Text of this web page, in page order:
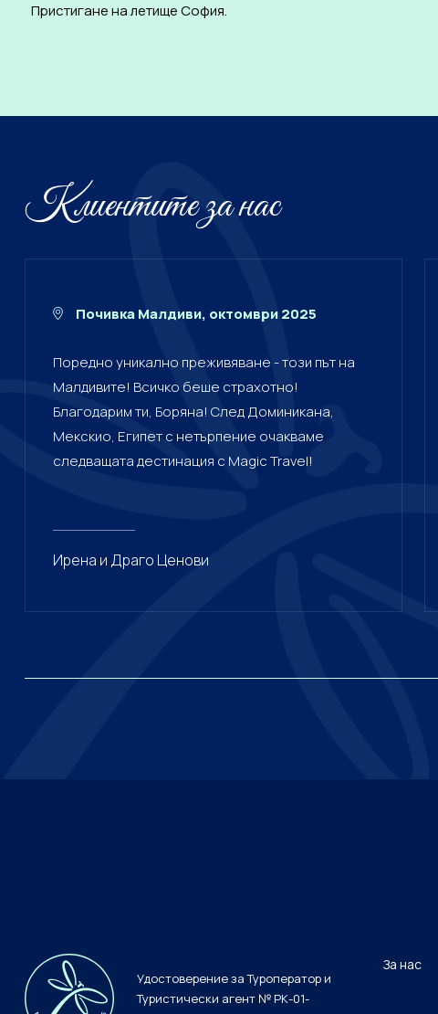
Пристигане на летище София.
Клиентите за нас
Почивка Малдиви, октомври 2025
Поредно уникално преживяване - този път на
Малдивите! Всичко беше страхотно!
Благодарим ти, Боряна! След Доминикана,
Мекскио, Египет с нетърпение очакваме
следващата дестинация с Magic Travel!
Ирена и Драго Ценови
Удостоверение за Туроператор и
Туристически агент № РК-01-
За нас